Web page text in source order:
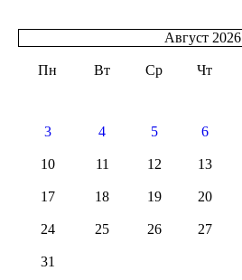
Август 2026
Пн Вт Ср Чт
3 4 5 6
10 11 12 13
17 18 19 20
24 25 26 27
31